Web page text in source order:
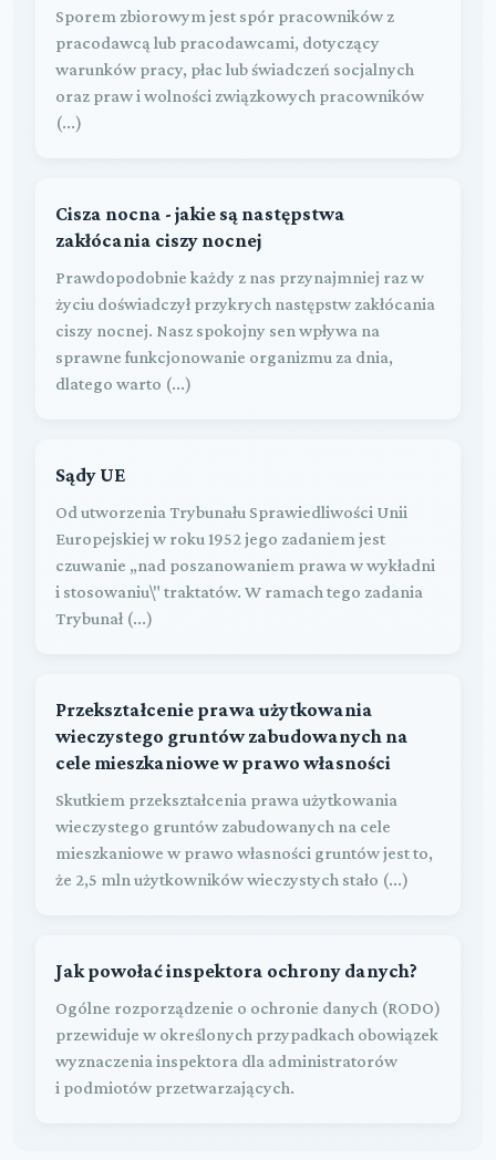
Sporem zbiorowym jest spór pracowników z
pracodawcą lub pracodawcami, dotyczący
warunków pracy, płac lub świadczeń socjalnych
oraz praw i wolności związkowych pracowników
(...)
Cisza nocna - jakie są następstwa
zakłócania ciszy nocnej
Prawdopodobnie każdy z nas przynajmniej raz w
życiu doświadczył przykrych następstw zakłócania
ciszy nocnej. Nasz spokojny sen wpływa na
sprawne funkcjonowanie organizmu za dnia,
dlatego warto (...)
Sądy UE
Od utworzenia Trybunału Sprawiedliwości Unii
Europejskiej w roku 1952 jego zadaniem jest
czuwanie „nad poszanowaniem prawa w wykładni
i stosowaniu\" traktatów. W ramach tego zadania
Trybunał (...)
Przekształcenie prawa użytkowania
wieczystego gruntów zabudowanych na
cele mieszkaniowe w prawo własności
Skutkiem przekształcenia prawa użytkowania
wieczystego gruntów zabudowanych na cele
mieszkaniowe w prawo własności gruntów jest to,
że 2,5 mln użytkowników wieczystych stało (...)
Jak powołać inspektora ochrony danych?
Ogólne rozporządzenie o ochronie danych (RODO)
przewiduje w określonych przypadkach obowiązek
wyznaczenia inspektora dla administratorów
i podmiotów przetwarzających.